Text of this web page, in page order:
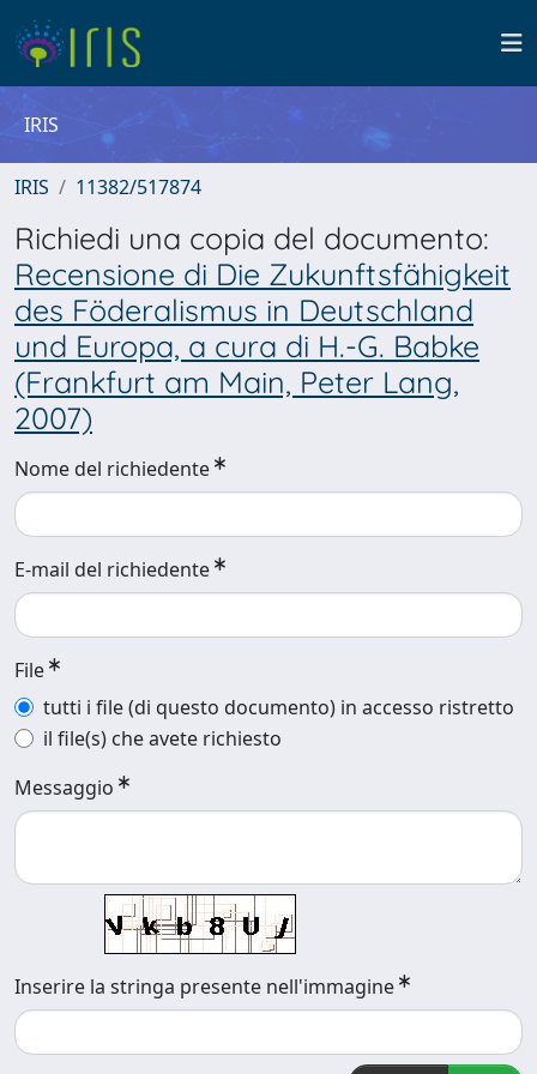
IRIS
IRIS 11382/517874
Richiedi una copia del documento:
Recensione di Die Zukunftsfähigkeit
des Föderalismus in Deutschland
und Europa, a cura di H.-G. Babke
(Frankfurt am Main, Peter Lang,
2007)
Nome del richiedente
E-mail del richiedente
File
tutti i file (di questo documento) in accesso ristretto
il file(s) che avete richiesto
Messaggio
Inserire la stringa presente nell'immagine